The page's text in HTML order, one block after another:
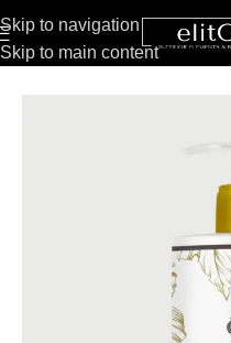
Skip to navigation
Skip to main content
Pradžia Grožiui Natūralus